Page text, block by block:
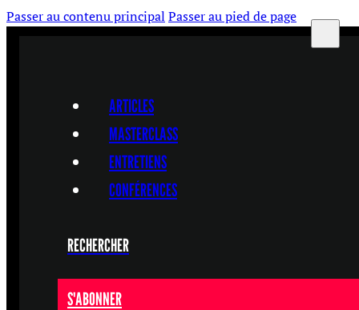
Passer au contenu principal Passer au pied de page
ARTICLES
MASTERCLASS
ENTRETIENS
CONFÉRENCES
RECHERCHER
S'ABONNER